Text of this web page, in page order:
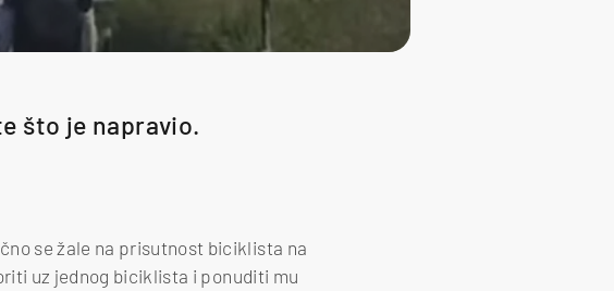
što je napravio.
se žale na prisutnost biciklista na
uz jednog biciklista i ponuditi mu